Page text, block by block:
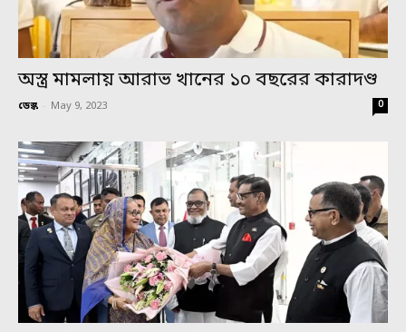
অস্ত্র মামলায় আরাভ খানের ১০ বছরের কারাদণ্ড
ডেস্ক - May 9, 2023 0